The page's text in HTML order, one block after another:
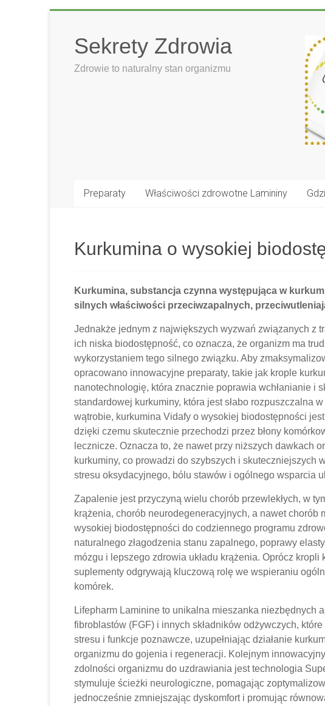
contentSekrety Zdrowia
Zdrowie to naturalny stan organizmu
Preparaty Właściwości zdrowotne Lamininy
Kurkumina o wysokiej
Kurkumina, substancja czynna występująca w
silnych właściwości przeciwzapalnych,
Jednakże jednym z największych wyzwań związanych z
ich niska biodostępność, co oznacza, że ​​organizm ma
wykorzystaniem tego silnego związku. Aby
opracowano innowacyjne preparaty, takie jak krople
nanotechnologię, która znacznie poprawia wchłanianie i
standardowej kurkuminy, która jest słabo rozpuszczalna
wątrobie, kurkumina Vidafy o wysokiej biodostępności
dzięki czemu skutecznie przechodzi przez błony
lecznicze. Oznacza to, że nawet przy niższych dawkach
kurkuminy, co prowadzi do szybszych i skuteczniejszych
stresu oksydacyjnego, bólu stawów i ogólnego wsparcia
Zapalenie jest przyczyną wielu chorób przewlekłych, w
krążenia, chorób neurodegeneracyjnych, a nawet chorób
wysokiej biodostępności do codziennego programu
naturalnego złagodzenia stanu zapalnego, poprawy
mózgu i lepszego zdrowia układu krążenia. Oprócz
suplementy odgrywają kluczową rolę we wspieraniu
komórek.
Lifepharm Laminine to unikalna mieszanka niezbędnych
fibroblastów (FGF) i innych składników odżywczych,
stresu i funkcje poznawcze, uzupełniając działanie
organizmu do gojenia i regeneracji. Kolejnym
zdolności organizmu do uzdrawiania jest technologia
stymuluje ścieżki neurologiczne, pomagając
jednocześnie zmniejszając dyskomfort i promując